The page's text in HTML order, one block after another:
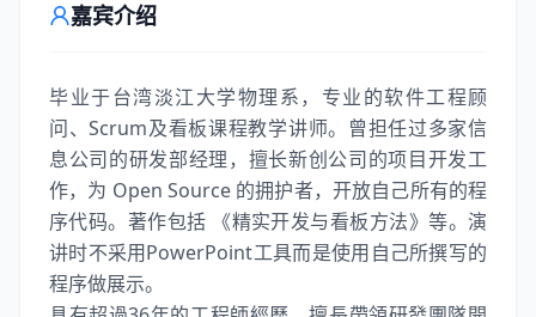
嘉宾介绍
毕业于台湾淡江大学物理系，专业的软件工程顾
问、Scrum及看板课程教学讲师。曾担任过多家信
息公司的研发部经理，擅长新创公司的项目开发工
作，为 Open Source 的拥护者，开放自己所有的程
序代码。著作包括 《精实开发与看板方法》等。演
讲时不采用PowerPoint工具而是使用自己所撰写的
程序做展示。